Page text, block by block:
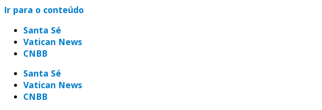
Ir para o conteúdo
Santa Sé
Vatican News
CNBB
Santa Sé
Vatican News
CNBB